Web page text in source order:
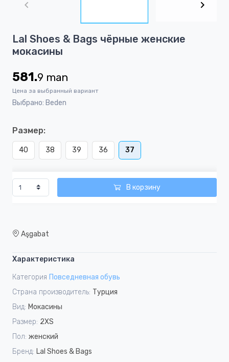
1
of
Lal Shoes & Bags чёрные женские
мокасины
581.9 man
Цена за выбранный вариант
Выбрано: Beden
Размер:
40 38 39 36 37
В корзину
Aşgabat
Характеристика
Категория Повседневная обувь
Страна производитель: Турция
Вид: Мoкасины
Размер: 2XS
Пол: женский
Бренд: Lal Shoes & Bags